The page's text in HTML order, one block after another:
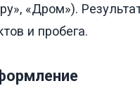
«Дром»).
и пробега.